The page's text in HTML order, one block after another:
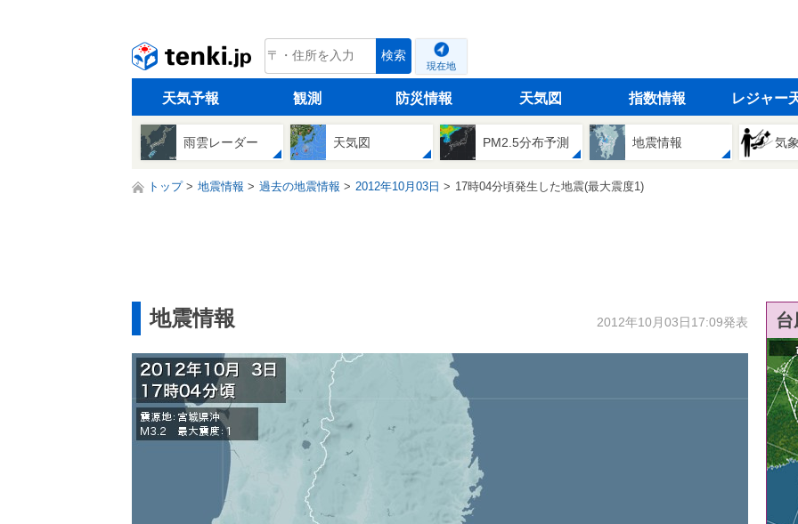
tenki.jp 検索
現在地
天気予報 観測 防災情報 天気図 指数情報 レジャー
雨雲レーダー 天気図 PM2.5分布予測 地震情報 気
トップ 地震情報 過去の地震情報 2012年10月03日 17時04分頃発生した地震(最大震度1)
地震情報 2012年10月03日17:09発表